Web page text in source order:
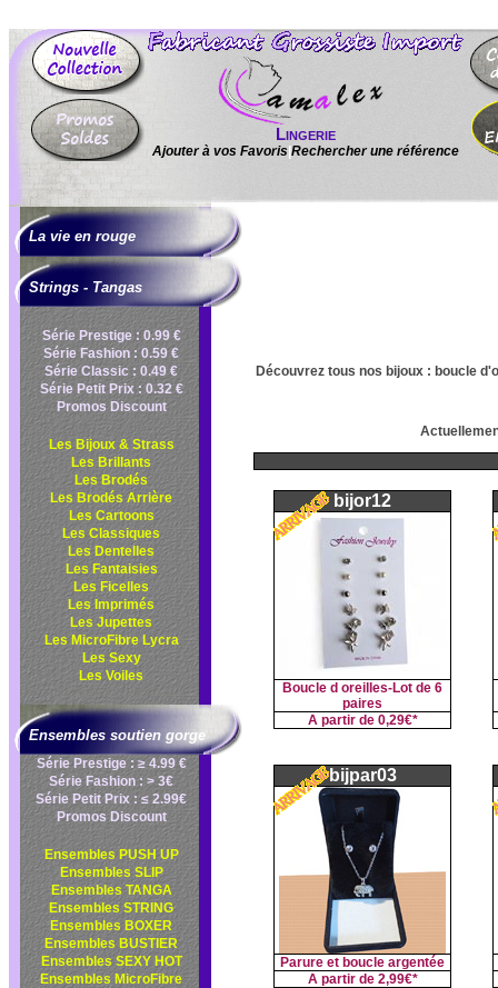
Lingerie
Ajouter à vos Favoris Rechercher une référence
La vie en rouge
Strings - Tangas
Série Prestige : 0.99 €
Série Fashion : 0.59 €
Série Classic : 0.49 €
Série Petit Prix : 0.32 €
Promos Discount
Les Bijoux & Strass
Les Brillants
Les Brodés
Les Brodés Arrière
Les Cartoons
Les Classiques
Les Dentelles
Les Fantaisies
Les Ficelles
Les Imprimés
Les Jupettes
Les MicroFibre Lycra
Les Sexy
Les Voiles
Ensembles soutien gorge
Série Prestige : ≥ 4.99 €
Série Fashion : > 3€
Série Petit Prix : ≤ 2.99€
Promos Discount
Ensembles PUSH UP
Ensembles SLIP
Ensembles TANGA
Ensembles STRING
Ensembles BOXER
Ensembles BUSTIER
Ensembles SEXY HOT
Ensembles MicroFibre
Découvrez tous nos bijoux : boucle
bijor12
Boucle d oreilles-Lot de 6
paires
A partir de 0,29€*
bijpar03
Parure et boucle argentée
A partir de 2,99€*